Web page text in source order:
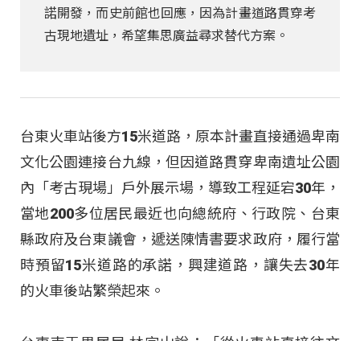
諾開發，而史前館也回應，因為計畫道路貫穿考
古現地遺址，希望集思廣益尋求替代方案。
台東火車站後方15米道路，原本計畫直接通過卑南
文化公園連接台九線，但因道路貫穿卑南遺址公園
內「考古現場」戶外展示場，導致工程延宕30年，
當地200多位居民最近也向總統府、行政院、台東
縣政府及台東議會，遞送陳情書要求政府，履行當
時預留15米道路的承諾，興建道路，讓失去30年
的火車後站繁榮起來。